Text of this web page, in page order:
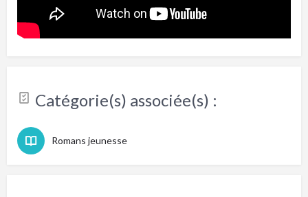
Catégorie(s) associée(s) :
Romans jeunesse